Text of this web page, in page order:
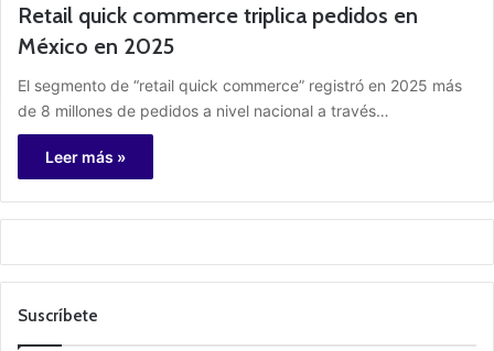
Retail quick commerce triplica pedidos en
México en 2025
El segmento de “retail quick commerce” registró en 2025 más
de 8 millones de pedidos a nivel nacional a través…
Leer más »
Suscríbete